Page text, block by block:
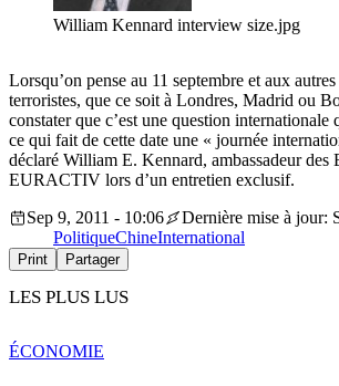
William Kennard interview size.jpg
Lorsqu’on pense au 11 septembre et aux autres
terroristes, que ce soit à Londres, Madrid ou
constater que c’est une question internationale
ce qui fait de cette date une « journée
déclaré William E. Kennard, ambassadeur des
EURACTIV lors d’un entretien exclusif.
Sep 9, 2011 - 10:06
Dernière mise à jour:
PolitiqueChineInternational
Print Partager
LES PLUS LUS
ÉCONOMIE